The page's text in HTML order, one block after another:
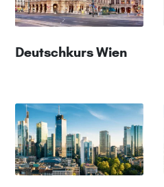
Deutschkurs Wien